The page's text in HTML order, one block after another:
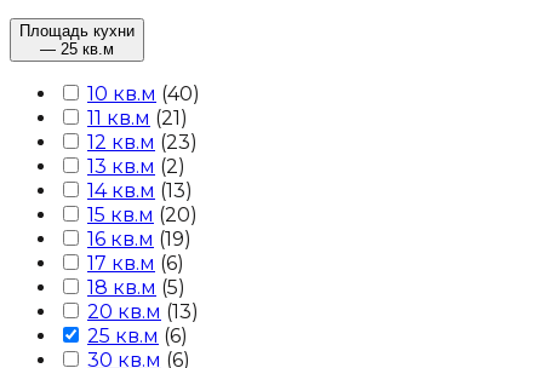
Площадь кухни
— 25 кв.м
10 кв.м (40)
11 кв.м (21)
12 кв.м (23)
13 кв.м (2)
14 кв.м (13)
15 кв.м (20)
16 кв.м (19)
17 кв.м (6)
18 кв.м (5)
20 кв.м (13)
25 кв.м (6)
30 кв.м (6)